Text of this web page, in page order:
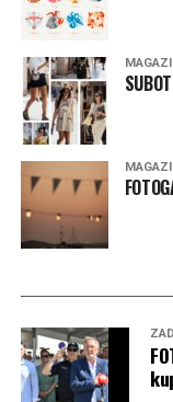
Potaknuo je
prema Majci kada
kratko zamole da
podsjeća da
nijedan povratak
Božje providnosti.
nade, znak da nad
prema sigurnoj
nadbiskup.